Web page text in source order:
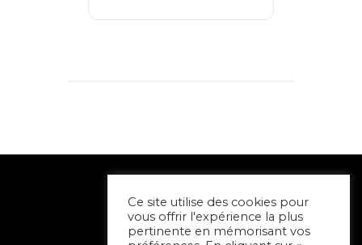
Ce site utilise des cookies pour
vous offrir l'expérience la plus
pertinente en mémorisant vos